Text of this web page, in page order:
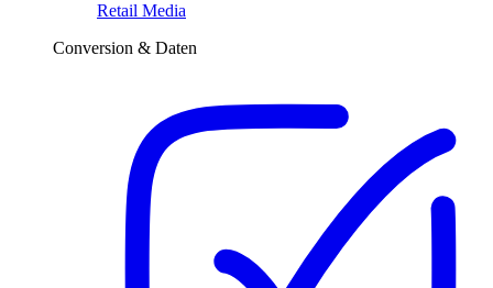
Retail Media
Conversion & Daten